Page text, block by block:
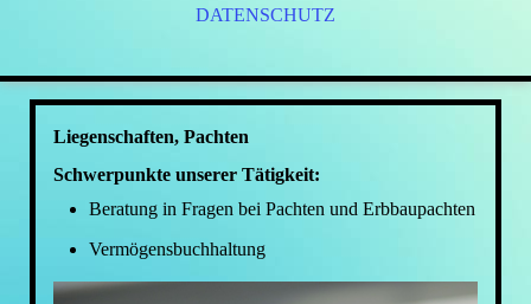
DATENSCHUTZ
Liegenschaften, Pachten
Schwerpunkte unserer Tätigkeit:
Beratung in Fragen bei Pachten und Erbbaupachten
Vermögensbuchhaltung